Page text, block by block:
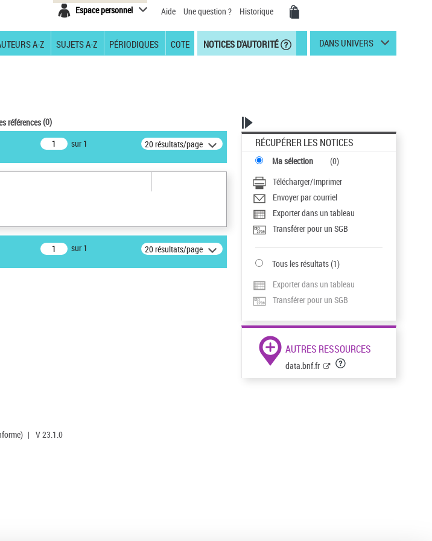
Espace personnel Aide Une question ? Historique
A-Z SUJETS A-Z PÉRIODIQUES COTE NOTICES D'AUTORITÉ DANS UNIVERS
références(0)
sur 1 20 résultats/page
sur 1 20 résultats/page
RÉCUPÉRER LES NOTICES
Ma sélection (0)
Télécharger/Imprimer
Envoyer par courriel
Exporter dans un tableau
Transférer pour un SGB
Tous les résultats(1)
Exporter dans un tableau
Transférer pour un SGB
AUTRES RESSOURCES
data.bnf.fr
| V 23.1.0